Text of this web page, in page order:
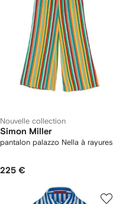
Nouvelle collection
Simon Miller
pantalon palazzo Nella à rayures
225 €